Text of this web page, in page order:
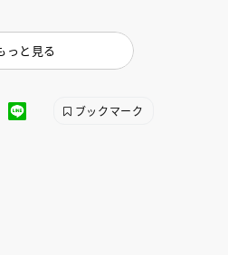
っと見る
ブックマーク